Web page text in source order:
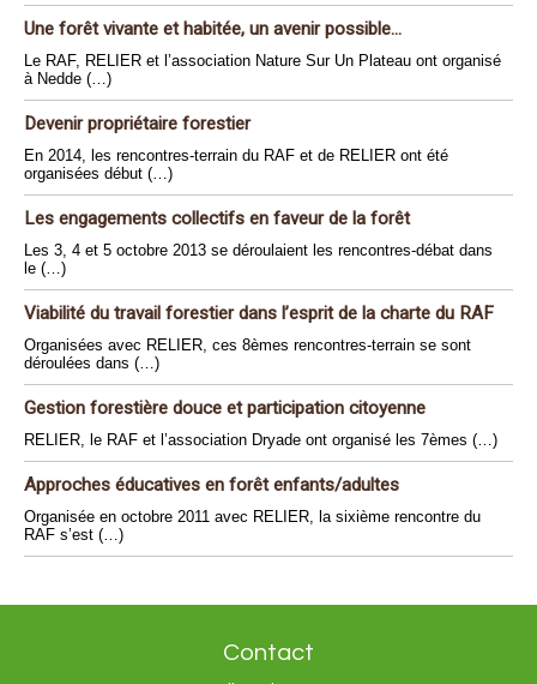
Une forêt vivante et habitée, un avenir possible...
Le RAF, RELIER et l’association Nature Sur Un Plateau ont organisé
à Nedde (…)
Devenir propriétaire forestier
En 2014, les rencontres-terrain du RAF et de RELIER ont été
organisées début (…)
Les engagements collectifs en faveur de la forêt
Les 3, 4 et 5 octobre 2013 se déroulaient les rencontres-débat dans
le (…)
Viabilité du travail forestier dans l’esprit de la charte du RAF
Organisées avec RELIER, ces 8èmes rencontres-terrain se sont
déroulées dans (…)
Gestion forestière douce et participation citoyenne
RELIER, le RAF et l’association Dryade ont organisé les 7èmes (…)
Approches éducatives en forêt enfants/adultes
Organisée en octobre 2011 avec RELIER, la sixième rencontre du
RAF s’est (…)
Contact